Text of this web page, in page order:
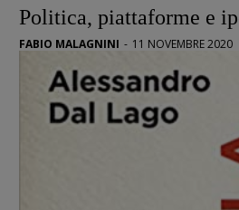
DOSSIER
Blade Runner 40
Editoria
Intelligenza
Politica, piattaforme e
FABIO MALAGNINI - 11 NOVEMBRE 2020